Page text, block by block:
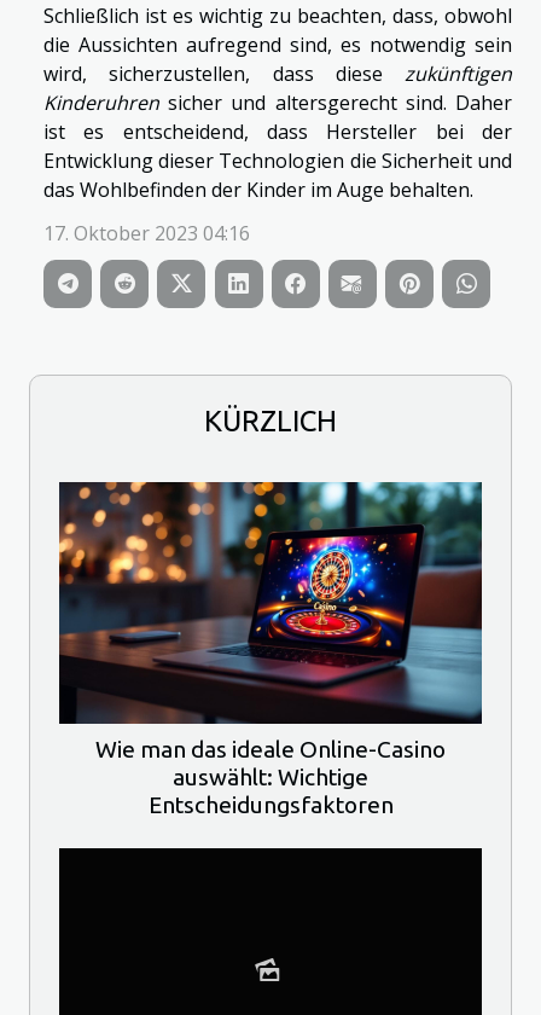
KÜRZLICH
Wie man das ideale Online-Casino
auswählt: Wichtige
Entscheidungsfaktoren
Schließlich ist es wichtig zu beachten, dass, obwohl
die Aussichten aufregend sind, es notwendig sein
wird, sicherzustellen, dass diese zukünftigen
Kinderuhren sicher und altersgerecht sind. Daher
ist es entscheidend, dass Hersteller bei der
Entwicklung dieser Technologien die Sicherheit und
das Wohlbefinden der Kinder im Auge behalten.
17. Oktober 2023 04:16